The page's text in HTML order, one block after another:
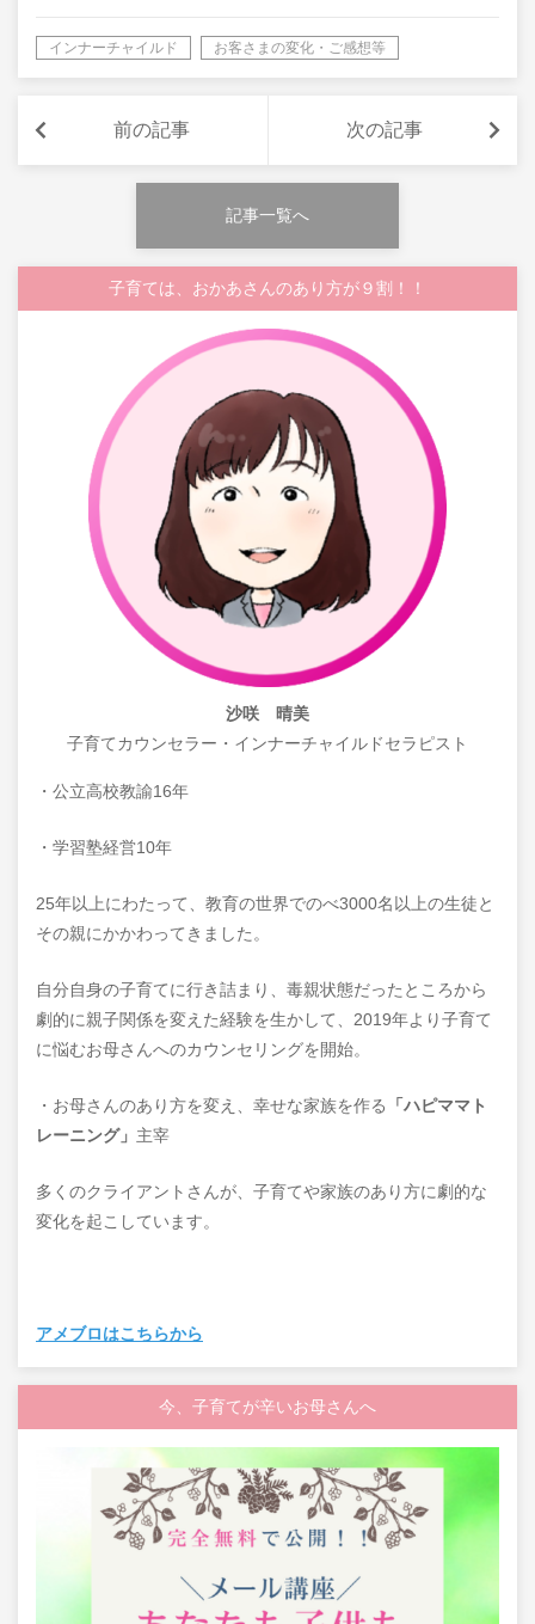
インナーチャイルド お客さまの変化・ご感想等
前の記事 次の記事
記事一覧へ
子育ては、おかあさんのあり方が９割！！
沙咲 晴美
子育てカウンセラー・インナーチャイルドセラピスト
・公立高校教諭16年
・学習塾経営10年
25年以上にわたって、教育の世界でのべ3000名以上の生徒と
その親にかかわってきました。
自分自身の子育てに行き詰まり、毒親状態だったところから
劇的に親子関係を変えた経験を生かして、2019年より子育て
に悩むお母さんへのカウンセリングを開始。
・お母さんのあり方を変え、幸せな家族を作る
「ハピママト
レーニング」 主宰
多くのクライアントさんが、子育てや家族のあり方に劇的な
変化を起こしています。
アメブロはこちらから
今、子育てが辛いお母さんへ